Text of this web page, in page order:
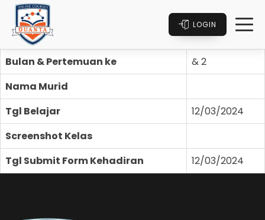
LOGIN
Bulan & Pertemuan ke
& 2
Nama Murid
Tgl Belajar
12/03/2024
Screenshot Kelas
Tgl Submit Form Kehadiran
12/03/2024